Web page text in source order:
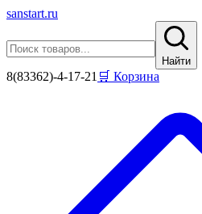
sanstart.ru
Найти
8(83362)-4-17-21 🛒 Корзина